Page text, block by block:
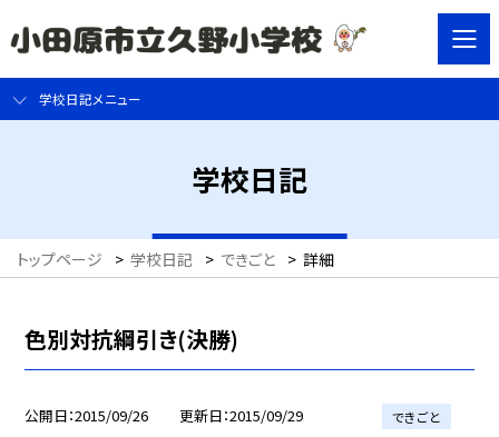
学校日記メニュー
学校日記
トップページ > 学校日記 > できごと > 詳細
色別対抗綱引き(決勝)
公開日 2015/09/26 更新日 2015/09/29 できごと